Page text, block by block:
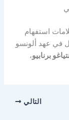
استفهام
في عهد ألونسو
برنابيو،
التالي